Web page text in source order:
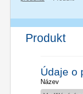
Produkt
Údaje o
Název